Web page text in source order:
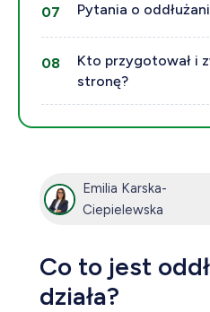
Pytania o
Kto przygotował i
stronę?
Emilia Karska-
Ciepielewska
Co to jest
działa?